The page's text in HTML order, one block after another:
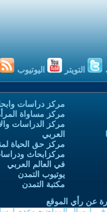
التويتر اليوتيوب
مركز دراسات
مركز مساواة
مركز الدراسات
العربي
مركز حق الحياة
مركزابحاث
في العالم العربي
يوتيوب التمدن
مكتبة التمدن
عن رأي الموقع